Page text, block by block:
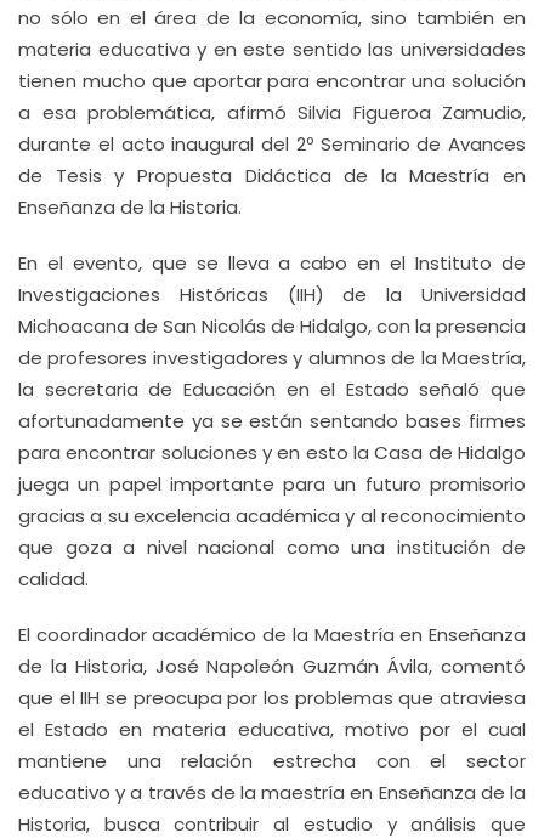
no sólo en el área de la economía, sino también en
materia educativa y en este sentido las universidades
tienen mucho que aportar para encontrar una solución
a esa problemática, afirmó Silvia Figueroa Zamudio,
durante el acto inaugural del 2º Seminario de Avances
de Tesis y Propuesta Didáctica de la Maestría en
Enseñanza de la Historia.
En el evento, que se lleva a cabo en el Instituto de
Investigaciones Históricas (IIH) de la Universidad
Michoacana de San Nicolás de Hidalgo, con la presencia
de profesores investigadores y alumnos de la Maestría,
la secretaria de Educación en el Estado señaló que
afortunadamente ya se están sentando bases firmes
para encontrar soluciones y en esto la Casa de Hidalgo
juega un papel importante para un futuro promisorio
gracias a su excelencia académica y al reconocimiento
que goza a nivel nacional como una institución de
calidad.
El coordinador académico de la Maestría en Enseñanza
de la Historia, José Napoleón Guzmán Ávila, comentó
que el IIH se preocupa por los problemas que atraviesa
el Estado en materia educativa, motivo por el cual
mantiene una relación estrecha con el sector
educativo y a través de la maestría en Enseñanza de la
Historia, busca contribuir al estudio y análisis que